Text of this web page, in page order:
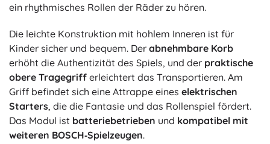
ein rhythmisches Rollen der Räder zu hören.
Die leichte Konstruktion mit hohlem Inneren ist für
Kinder sicher und bequem. Der abnehmbare Korb
erhöht die Authentizität des Spiels, und der praktische
obere Tragegriff erleichtert das Transportieren. Am
Griff befindet sich eine Attrappe eines elektrischen
Starters, die die Fantasie und das Rollenspiel fördert.
Das Modul ist batteriebetrieben und kompatibel mit
weiteren BOSCH‑Spielzeugen.